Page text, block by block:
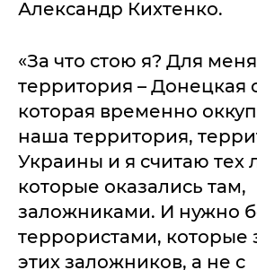
Александр Кихтенко.
«За что стою я? Для
территория – Донецкая
которая временно
наша территория,
Украины и я считаю тех
которые оказались там,
заложниками. И нужно
террористами, которые
этих заложников, а не с